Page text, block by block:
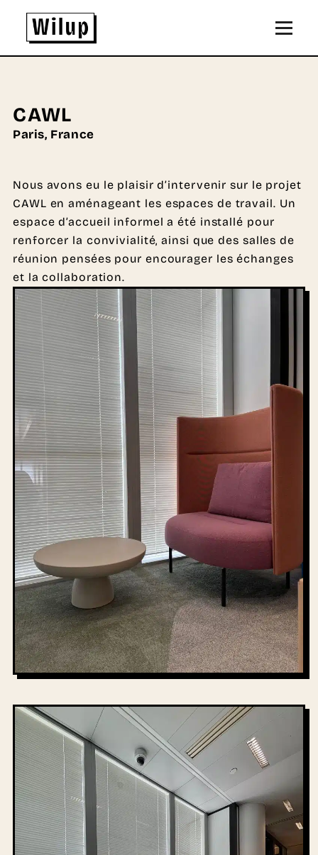
Revenir sur la page d'accueil
CAWL
Paris, France
Nous avons eu le plaisir d’intervenir sur le projet
CAWL en aménageant les espaces de travail. Un
espace d’accueil informel a été installé pour
renforcer la convivialité, ainsi que des salles de
réunion pensées pour encourager les échanges
et la collaboration.